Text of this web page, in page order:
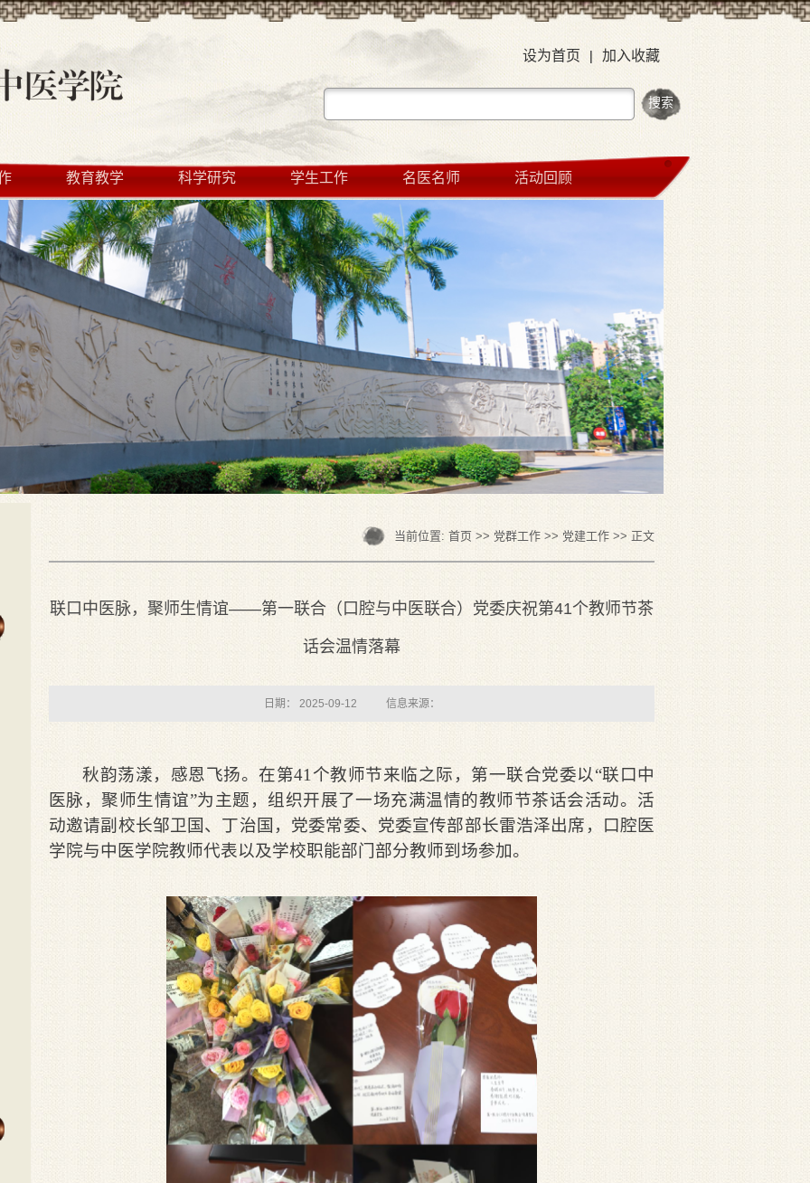
设为首页 加入收藏
教育教学 科学研究 学生工作 名医名师 活动回顾
当前位置: 首页 >> 党群工作 >> 党建工作 >> 正文
联口中医脉，聚师生情谊——第一联合（口腔与中医联合）党委庆祝第41个教师节茶
话会温情落幕
日期： 2025-09-12 信息来源：
秋韵荡漾，感恩飞扬。在第41个教师节来临之际，第一联合党委以“联口中
医脉，聚师生情谊”为主题，组织开展了一场充满温情的教师节茶话会活动。活
动邀请副校长邹卫国、丁治国，党委常委、党委宣传部部长雷浩泽出席，口腔医
学院与中医学院教师代表以及学校职能部门部分教师到场参加。